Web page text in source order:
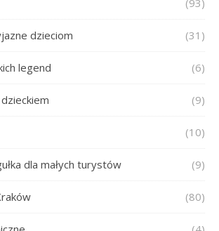
dzieciom (31)
legend (6)
(9)
(10)
dla małych turystów (9)
(80)